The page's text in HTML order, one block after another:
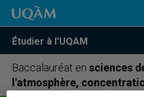
Étudier à l'UQAM
Baccalauréat en sciences
l'atmosphère,